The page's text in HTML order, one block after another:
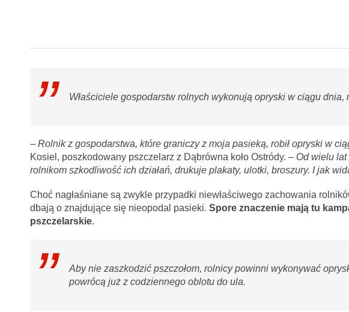
Właściciele gospodarstw rolnych wykonują opryski w ciągu
– Rolnik z gospodarstwa, które graniczy z moja pasieką, robił opryski w
Kosiel, poszkodowany pszczelarz z Dąbrówna koło Ostródy. – Od wielu
rolnikom szkodliwość ich działań, drukuje plakaty, ulotki, broszury. I jak
Choć nagłaśniane są zwykle przypadki niewłaściwego zachowania
dbają o znajdujące się nieopodal pasieki. Spore znaczenie mają tu
pszczelarskie.
Aby nie zaszkodzić pszczołom, rolnicy powinni wykonywać
powrócą już z codziennego oblotu do ula.